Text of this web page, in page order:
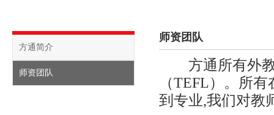
方通简介
师资团队
师资团队
方通所有外教
（TEFL）。所
到专业,我们对教